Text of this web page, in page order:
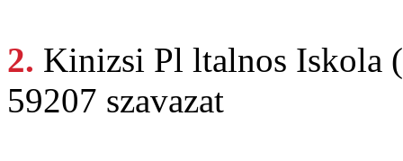
2. Kinizsi Pl ltalnos Iskola
59207 szavazat